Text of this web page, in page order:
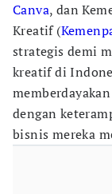
Canva, dan
Kreatif (
strategis demi
kreatif di
dengan
bisnis mereka